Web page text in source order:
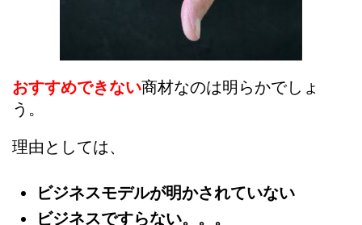
おすすめできない商材なのは明らかでしょ
う。
理由としては、
ビジネスモデルが明かされていない
ビジネスですらない。。。